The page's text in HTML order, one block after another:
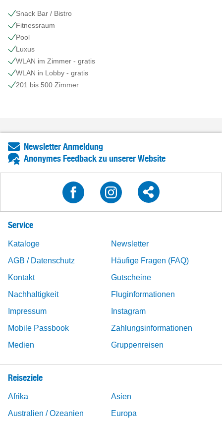
Snack Bar / Bistro
Fitnessraum
Pool
Luxus
WLAN im Zimmer - gratis
WLAN in Lobby - gratis
201 bis 500 Zimmer
Newsletter Anmeldung
Anonymes Feedback zu unserer Website
Service
Kataloge
Newsletter
AGB / Datenschutz
Häufige Fragen (FAQ)
Kontakt
Gutscheine
Nachhaltigkeit
Fluginformationen
Impressum
Instagram
Mobile Passbook
Zahlungsinformationen
Medien
Gruppenreisen
Reiseziele
Afrika
Asien
Australien / Ozeanien
Europa